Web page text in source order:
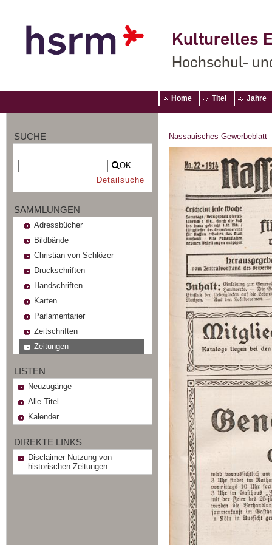
Kulturelles
Hochschul-
Home Titel Jahre
SUCHE
OK
Detailsuche
SAMMLUNGEN
Adressbücher
Bildbände
Christian von Schlözer
Druckschriften
Handschriften
Karten
Parlamentarier
Zeitschriften
Zeitungen
LISTEN
Neuzugänge
Alle Titel
Kalender
DIREKTE LINKS
Disclaimer Nutzung von
historischen Zeitungen
Nassauisches Gewerbeblatt